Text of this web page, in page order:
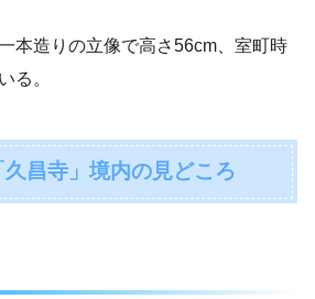
本造りの立像で高さ56cm、室町時
る。
昌寺」境内の見どころ